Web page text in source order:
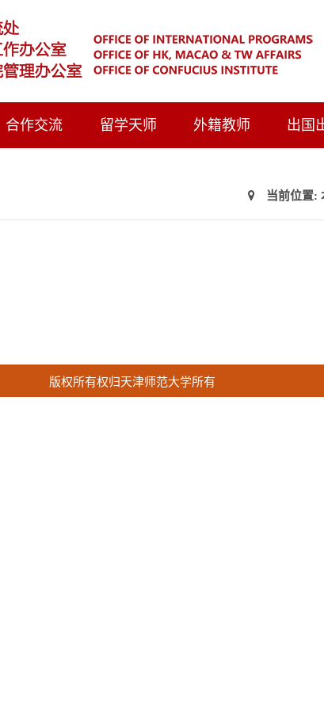
合作交流 留学天师 外籍教师 出国
当前位置:
版权所有权归天津师范大学所有